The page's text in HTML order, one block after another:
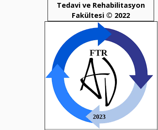
Tedavi ve Rehabilitasyon
Fakültesi © 2022